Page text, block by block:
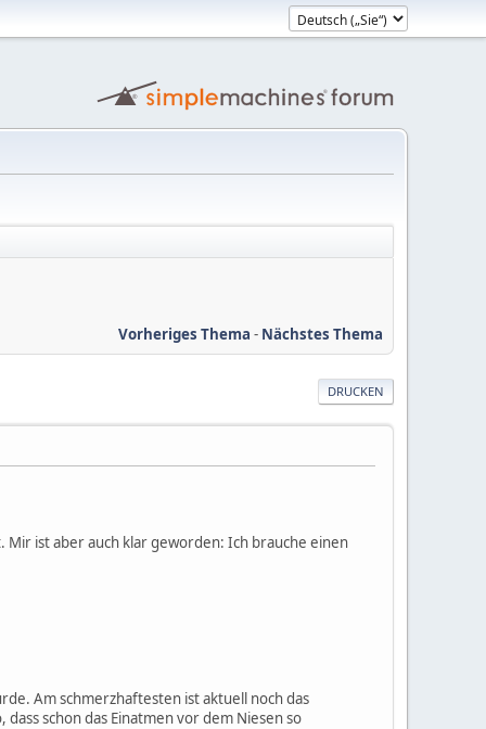
Vorheriges Thema - Nächstes Thema
DRUCKEN
Mir ist aber auch klar geworden: Ich brauche einen
Am schmerzhaftesten ist aktuell noch das
schon das Einatmen vor dem Niesen so